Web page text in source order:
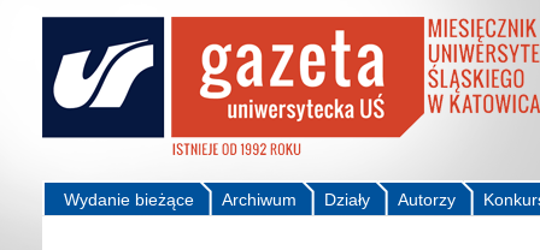
Autorzy
Działy
Archiwum
Wydanie bieżące